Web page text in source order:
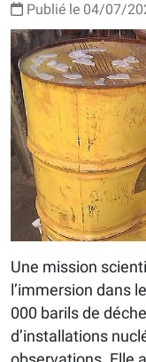
Publié le 04/07/
Une mission
l’immersion dans
000 barils de
d’installations